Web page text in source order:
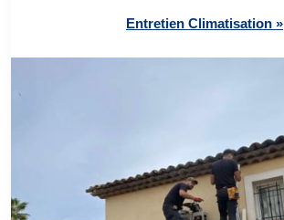
Entretien Climatisation »